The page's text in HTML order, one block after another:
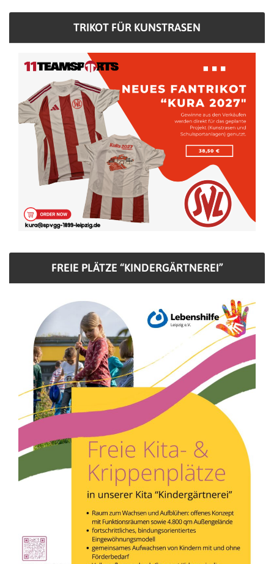
TRIKOT FÜR KUNSTRASEN
FREIE PLÄTZE “KINDERGÄRTNEREI”